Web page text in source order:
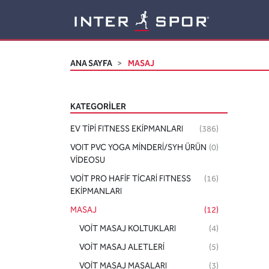
ANA SAYFA MASAJ
KATEGORILER
EV TİPİ FITNESS EKİPMANLARI
(386)
VOIT PVC YOGA MİNDERİ/SYH ÜRÜN
VİDEOSU
(0)
VOİT PRO HAFİF TİCARİ FITNESS
EKİPMANLARI
(16)
MASAJ
(12)
VOİT MASAJ KOLTUKLARI
(4)
VOİT MASAJ ALETLERİ
(5)
VOİT MASAJ MASALARI
(3)